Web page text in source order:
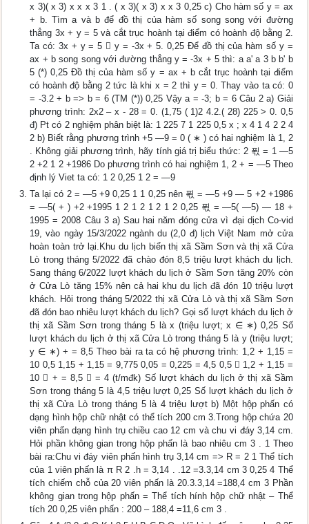
x 3)( x 3) x x x 3 1 . ( x 3)( x 3) x x 3 0,25 c) Cho hàm số y = ax
+ b. Tìm a và b để đồ thị của hàm số song song với đường
thẳng 3x + y = 5 và cắt trục hoành tại điểm có hoành độ bằng 2.
Ta có: 3x + y = 5  y = -3x + 5. 0,25 Để đồ thị của hàm số y =
ax + b song song với đường thẳng y = -3x + 5 thì: a a' a 3 b b' b
5 (*) 0,25 Đồ thị của hàm số y = ax + b cắt trục hoành tại điểm
có hoành độ bằng 2 tức là khi x = 2 thì y = 0. Thay vào ta có: 0
= -3.2 + b => b = 6 (TM (*)) 0,25 Vậy a = -3; b = 6 Câu 2 a) Giải
phương trình: 2x2 – x - 28 = 0. (1,75 ( 1)2 4.2.( 28) 225 > 0. 0,5
đ) Pt có 2 nghiệm phân biệt là: 1 225 7 1 225 0,5 x ; x 4 1 4 2 2 4
2 b) Biết rằng phương trình +5 ―9 = 0 ( ∗ ) có hai nghiệm là 1, 2
. Không giải phương trình, hãy tính giá trị biểu thức: 2 푃 = 1 ―5
2 +2 1 2 +1986 Do phương trình có hai nghiệm 1, 2 + = ―5 Theo
định lý Viet ta có: 1 2 0,25 1 2 = ―9
Ta lại có 2 = ―5 +9 0,25 1 1 0,25 nên 푃 = ―5 +9 ― 5 +2 +1986
= ―5( + ) +2 +1995 1 2 1 2 1 2 1 2 0,25 푃 = ―5( ―5) ― 18 +
1995 = 2008 Câu 3 a) Sau hai năm đóng cửa vì đại dịch Co-vid
19, vào ngày 15/3/2022 ngành du (2,0 đ) lịch Việt Nam mở cửa
hoàn toàn trở lại.Khu du lịch biển thị xã Sầm Sơn và thị xã Cửa
Lò trong tháng 5/2022 đã chào đón 8,5 triệu lượt khách du lịch.
Sang tháng 6/2022 lượt khách du lịch ở Sầm Sơn tăng 20% còn
ở Cửa Lò tăng 15% nên cả hai khu du lịch đã đón 10 triệu lượt
khách. Hỏi trong tháng 5/2022 thị xã Cửa Lò và thị xã Sầm Sơn
đã đón bao nhiêu lượt khách du lịch? Gọi số lượt khách du lịch ở
thị xã Sầm Sơn trong tháng 5 là x (triệu lượt; x ∈ ∗) 0,25 Số
lượt khách du lịch ở thị xã Cửa Lò trong tháng 5 là y (triệu lượt;
y ∈ ∗) + = 8,5 Theo bài ra ta có hệ phương trình: 1,2 + 1,15 =
10 0,5 1,15 + 1,15 = 9,775 0,05 = 0,225 = 4,5 0,5  1,2 + 1,15 =
10  + = 8,5  = 4 (t/mđk) Số lượt khách du lịch ở thị xã Sầm
Sơn trong tháng 5 là 4,5 triệu lượt 0,25 Số lượt khách du lịch ở
thị xã Cửa Lò trong tháng 5 là 4 triệu lượt b) Một hộp phấn có
dạng hình hộp chữ nhật có thể tích 200 cm 3.Trong hộp chứa 20
viên phấn dạng hình trụ chiều cao 12 cm và chu vi đáy 3,14 cm.
Hỏi phần không gian trong hộp phấn là bao nhiêu cm 3 . 1 Theo
bài ra:Chu vi đáy viên phấn hình trụ 3,14 cm => R = 2 1 Thể tích
của 1 viên phấn là π R 2 .h = 3,14 . .12 =3.3,14 cm 3 0,25 4 Thể
tích chiếm chỗ của 20 viên phấn là 20.3.3,14 =188,4 cm 3 Phần
không gian trong hộp phấn = Thể tích hính hộp chữ nhật – Thể
tích 20 0,25 viên phấn : 200 – 188,4 =11,6 cm 3 .